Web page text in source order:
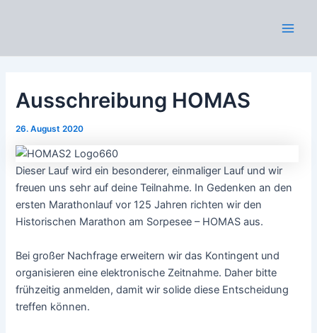
Ausschreibung HOMAS
26. August 2020
Dieser Lauf wird ein besonderer, einmaliger Lauf und wir
freuen uns sehr auf deine Teilnahme. In Gedenken an den
ersten Marathonlauf vor 125 Jahren richten wir den
Historischen Marathon am Sorpesee – HOMAS aus.
Bei großer Nachfrage erweitern wir das Kontingent und
organisieren eine elektronische Zeitnahme. Daher bitte
frühzeitig anmelden, damit wir solide diese Entscheidung
treffen können.